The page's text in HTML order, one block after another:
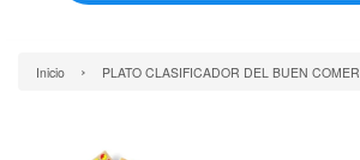
Inicio › PLATO CLASIFICADOR DEL BUEN COMER